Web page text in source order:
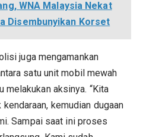
WNA Malaysia Nekat
Disembunyikan Korset
juga mengamankan
satu unit mobil mewah
melakukan aksinya. “Kita
kemudian dugaan
Sampai saat ini proses